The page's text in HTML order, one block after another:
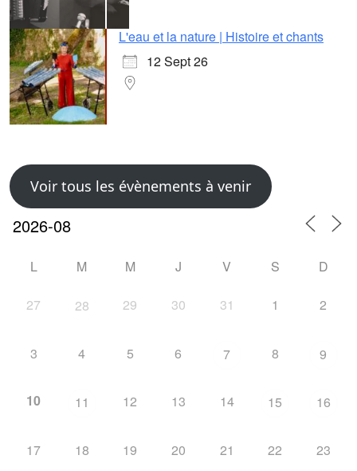
L'eau et la nature | Histoire et chants
12 Sept 26
Voir tous les évènements à venir
L M M J V S D
27 28 29 30 31 1 2
3 4 5 6 7 8 9
10 11 12 13 14 15 16
17 18 19 20 21 22 23